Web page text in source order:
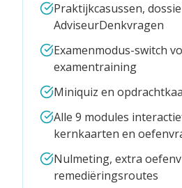
Praktijkcasussen,
AdviseurDenkvragen
Examenmodus-switch
examentraining
Miniquiz en
Alle 9 modules
kernkaarten en
Nulmeting, extra
remediëringsroutes